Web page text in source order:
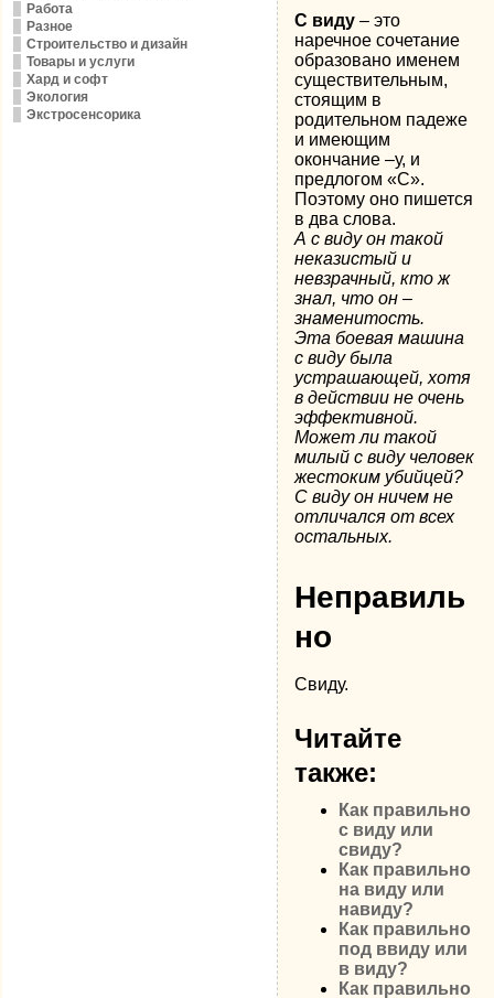
Работа
Разное
Строительство и дизайн
Товары и услуги
Хард и софт
Экология
Экстросенсорика
С виду – это
наречное сочетание
образовано именем
существительным,
стоящим в
родительном падеже
и имеющим
окончание –у, и
предлогом «С».
Поэтому оно пишется
в два слова.
А с виду он такой
неказистый и
невзрачный, кто ж
знал, что он –
знаменитость.
Эта боевая машина
с виду была
устрашающей, хотя
в действии не очень
эффективной.
Может ли такой
милый с виду человек
жестоким убийцей?
С виду он ничем не
отличался от всех
остальных.
Неправиль
но
Свиду.
Читайте
также:
Как правильно
c виду или
свиду?
Как правильно
на виду или
навиду?
Как правильно
под ввиду или
в виду?
Как правильно